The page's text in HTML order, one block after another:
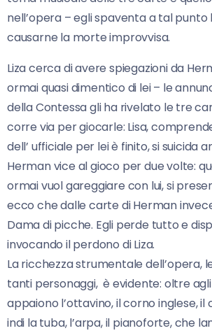
nell’opera – egli spaventa a tal punto
causarne la morte improvvisa.
Liza cerca di avere spiegazioni da
ormai quasi dimentico di lei – le
della Contessa gli ha rivelato le tre
corre via per giocarle: Lisa,
dell’ ufficiale per lei è finito, si suicida
Herman vice al gioco per due volte:
ormai vuol gareggiare con lui, si
ecco che dalle carte di Herman
Dama di picche. Egli perde tutto e
invocando il perdono di Liza.
La ricchezza strumentale dell’opera,
tanti personaggi, è evidente: oltre
appaiono l’ottavino, il corno inglese,
indi la tuba, l’arpa, il pianoforte, che